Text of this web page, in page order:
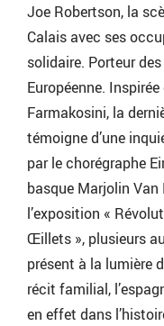
Joe Robertson, la
Calais avec ses
solidaire. Porteur
Européenne.
Farmakosini, la
témoigne d’une
par le chorégraphe
basque Marjolin
l’exposition «
Œillets », plusieurs
présent à la lumière
récit familial,
en effet dans